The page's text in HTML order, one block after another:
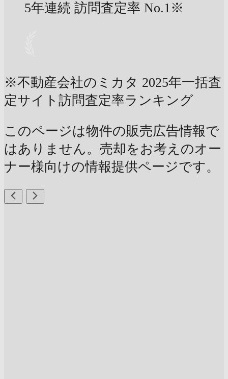
5年連続 訪問査定率 No.1※
※不動産会社のミカタ 2025年一括査
定サイト訪問査定率ランキング
このページは物件の販売広告情報で
はありません。売却をお考えのオー
ナー様向けの情報提供ページです。